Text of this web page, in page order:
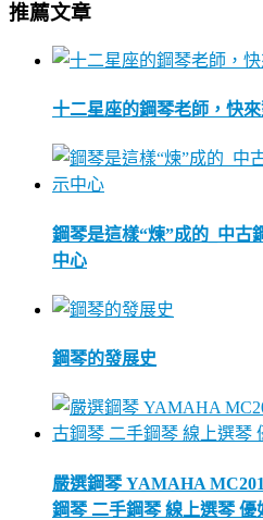
推薦文章
十二星座的鋼琴老師，快
鋼琴是這樣“煉”成的_中古
中心
鋼琴的發展史
嚴選鋼琴 YAMAHA
鋼琴 二手鋼琴 線上選琴 優